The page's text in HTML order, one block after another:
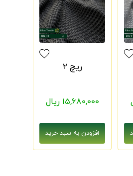
ریچ 2
15,680,000 ریال